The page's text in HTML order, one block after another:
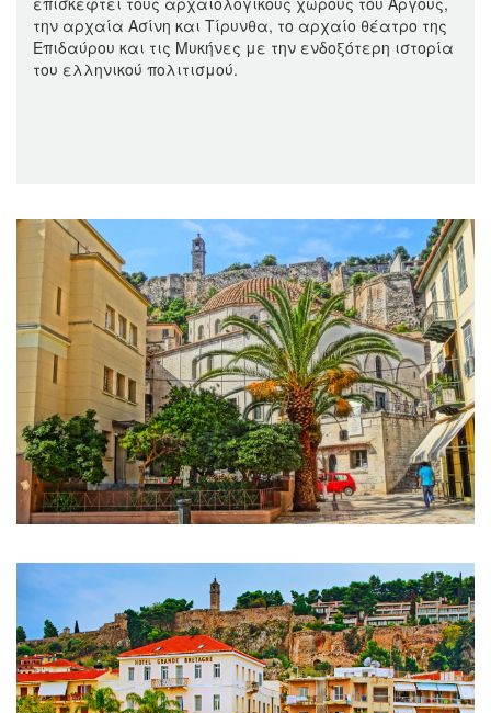
την αρχαία Ασίνη και Τίρυνθα, το αρχαίο θέατρο της
Επιδαύρου και τις Μυκήνες με την ενδοξότερη ιστορία
του ελληνικού πολιτισμού.